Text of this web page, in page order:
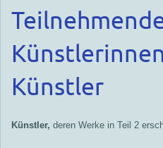
Künstler
Künstler, deren Werke in Teil 2